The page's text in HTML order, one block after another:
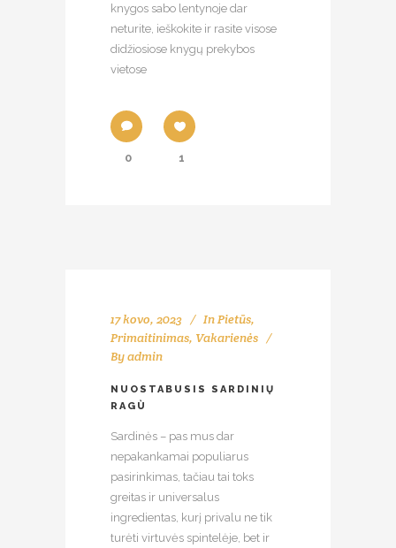
knygos sabo lentynoje dar
neturite, ieškokite ir rasite visose
didžiosiose knygų prekybos
vietose
0 1
17 kovo, 2023 InPietūs,
Primaitinimas, Vakarienės
Byadmin
NUOSTABUSIS SARDINIŲ
RAGÙ
Sardinės – pas mus dar
nepakankamai populiarus
pasirinkimas, tačiau tai toks
greitas ir universalus
ingredientas, kurį privalu ne tik
turėti virtuvės spintelėje, bet ir